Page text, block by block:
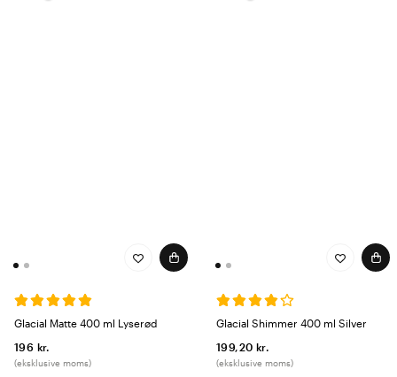
Glacial Matte 400 ml Lyserød
196 kr.
(eksklusive moms)
Glacial Shimmer 400 ml Silver
199,20 kr.
(eksklusive moms)